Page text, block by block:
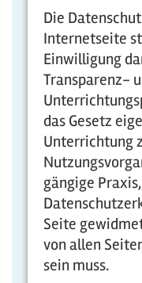
Die
Internetseite
Einwilligung
Transparenz-
das Gesetz
Unterrichtung
gängige
Seite
von allen
sein muss.